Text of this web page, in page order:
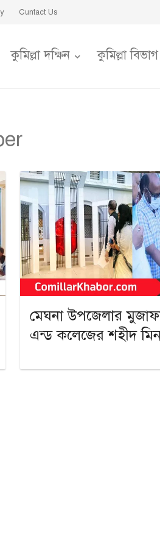
Cuntact Us
কুমিল্লা দক্ষিন কুমিল্লা বিভাগ
মেঘনা উপজেলার
এন্ড কলেজের শহীদ